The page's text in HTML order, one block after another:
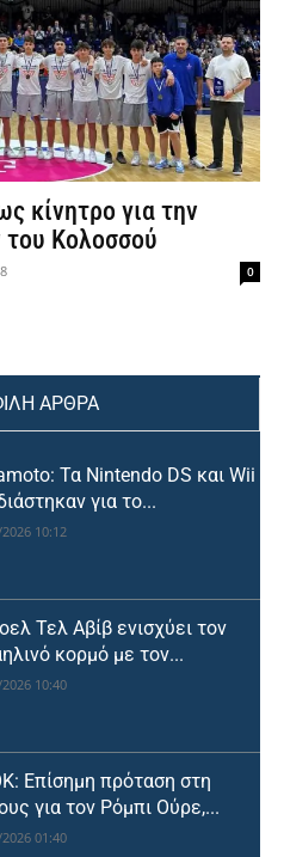
κίνητρο για την
του Κολοσσού
0
ΑΡΘΡΑ
Τα Nintendo DS και Wii
για το...
10:12
Τελ Αβίβ ενισχύει τον
κορμό με τον...
10:40
Επίσημη πρόταση στη
για τον Ρόμπι Ούρε,...
01:40